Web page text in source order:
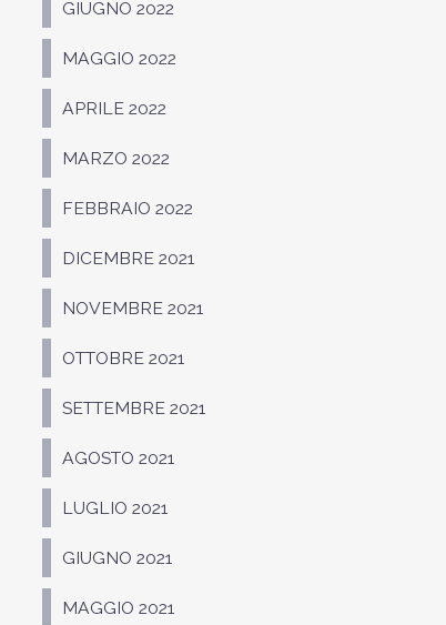
GIUGNO 2022
MAGGIO 2022
APRILE 2022
MARZO 2022
FEBBRAIO 2022
DICEMBRE 2021
NOVEMBRE 2021
OTTOBRE 2021
SETTEMBRE 2021
AGOSTO 2021
LUGLIO 2021
GIUGNO 2021
MAGGIO 2021